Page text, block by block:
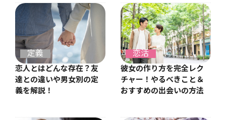
定義
恋人とはどんな存在？友
達との違いや男女別の定
義を解説！
恋活
彼女の作り方を完全レク
チャー！やるべきこと＆
おすすめの出会いの方法